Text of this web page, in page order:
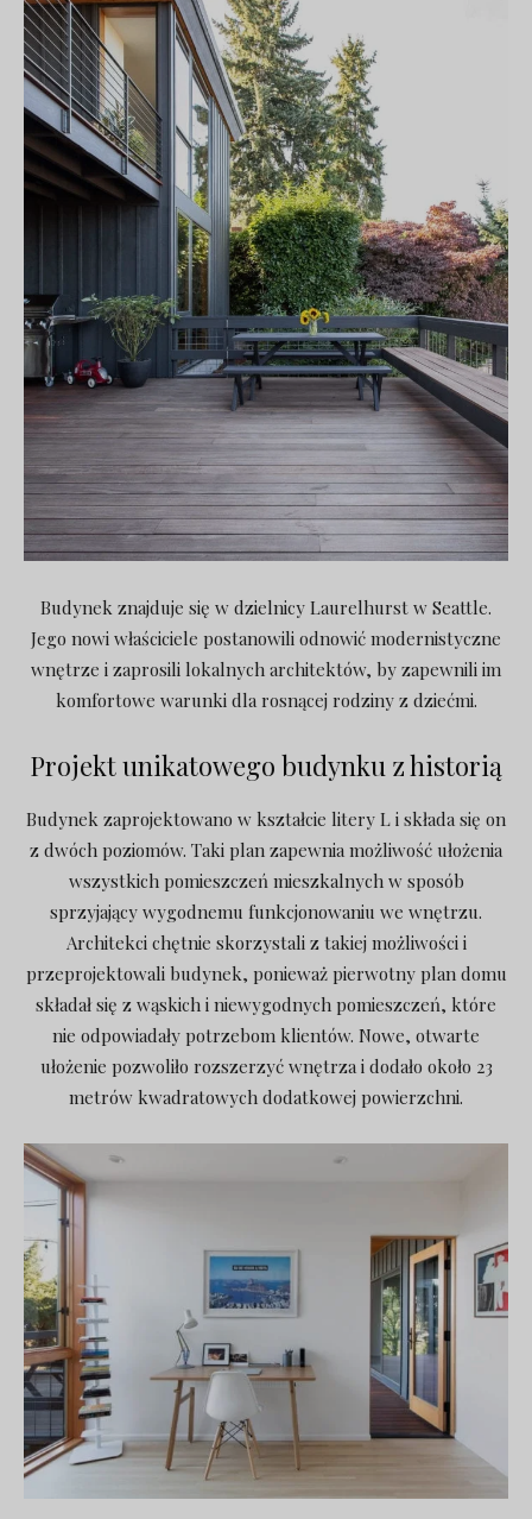
Budynek znajduje się w dzielnicy Laurelhurst w Seattle.
Jego nowi właściciele postanowili odnowić modernistyczne
wnętrze i zaprosili lokalnych architektów, by zapewnili im
komfortowe warunki dla rosnącej rodziny z dziećmi.
Projekt unikatowego budynku z historią
Budynek zaprojektowano w kształcie litery L i składa się on
z dwóch poziomów. Taki plan zapewnia możliwość ułożenia
wszystkich pomieszczeń mieszkalnych w sposób
sprzyjający wygodnemu funkcjonowaniu we wnętrzu.
Architekci chętnie skorzystali z takiej możliwości i
przeprojektowali budynek, ponieważ pierwotny plan domu
składał się z wąskich i niewygodnych pomieszczeń, które
nie odpowiadały potrzebom klientów. Nowe, otwarte
ułożenie pozwoliło rozszerzyć wnętrza i dodało około 23
metrów kwadratowych dodatkowej powierzchni.